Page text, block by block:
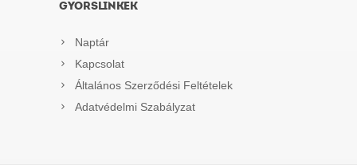
GYORSLINKEK
Naptár
Kapcsolat
Általános Szerződési Feltételek
Adatvédelmi Szabályzat